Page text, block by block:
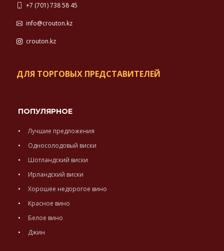
+7 (701) 738 58 45
info@crouton.kz
crouton.kz
ДЛЯ ТОРГОВЫХ ПРЕДСТАВИТЕЛЕЙ
ПОПУЛЯРНОЕ
Лучшие предложения
Односолодовый виски
Шотландский виски
Ирландский виски
Хорошее недорогое вино
Красное вино
Белое вино
Джин